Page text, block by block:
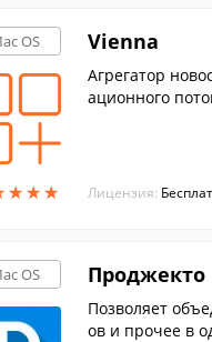
OS
★★★
★★★
Vienna
Агрегатор
ационного
Лицензия:
OS Проджекто
Позволяет
ов и прочее в